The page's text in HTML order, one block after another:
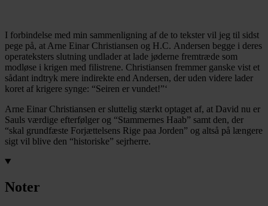
I forbindelse med min sammenligning af de to tekster vil jeg til sidst
pege på, at Arne Einar Christiansen og H.C. Andersen begge i deres
operateksters slutning undlader at lade jøderne fremtræde som
modløse i krigen med filistrene. Christiansen fremmer ganske vist et
sådant indtryk mere indirekte end Andersen, der uden videre lader
koret af krigere synge: “Seiren er vundet!”‘
Arne Einar Christiansen er sluttelig stærkt optaget af, at David nu er
Sauls værdige efterfølger og “Stammernes Haab” samt den, der
“skal grundfæste Forjættelsens Rige paa Jorden” og altså på længere
sigt vil blive den “historiske” sejrherre.
Noter